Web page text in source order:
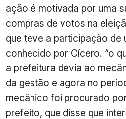
ação é motivada por uma
compras de votos na
que teve a participação de
conhecido por Cícero. “o
a prefeitura devia ao
da gestão e agora no
mecânico foi procurado
prefeito, que disse que